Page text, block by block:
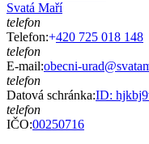
Svatá Maří
telefon
Telefon:+420 725 018 148
telefon
E-mail:obecni-
telefon
Datová schránka:ID:
telefon
IČO:00250716